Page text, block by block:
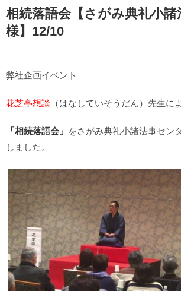
相続落語会【さがみ典礼小
様】12/10
弊社企画イベント
花芝亭想談 （はなしていそうだん）先生に
「相続落語会」 をさがみ典礼小諸法事セン
しました。